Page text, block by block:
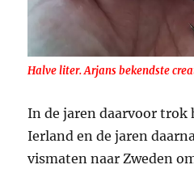
Halve liter. Arjans bekendste
In de jaren daarvoor trok
Ierland en de jaren
vismaten naar Zweden